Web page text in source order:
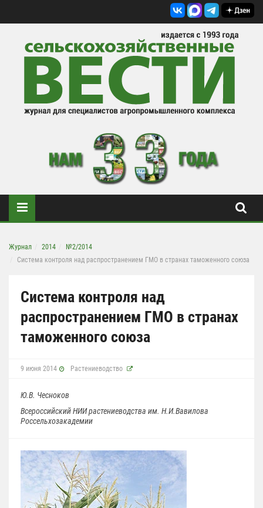
Журнал 2014
№2/2014
Система контроля над распространением ГМО в странах таможенного союза
Система контроля над
распространением ГМО в странах
таможенного союза
9 июня 2014 Растениеводство
Ю.В. Чесноков
Всероссийский НИИ растениеводства им. Н.И.Вавилова
Россельхозакадемии